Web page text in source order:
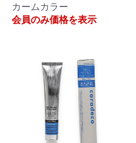
カームカラー
会員のみ価格を表示